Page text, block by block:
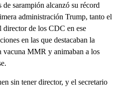
sarampión alcanzó su récord
administración Trump, tanto el
de los CDC en ese
en las que destacaban la
vacuna MMR y animaban a los
sin tener director, y el secretario